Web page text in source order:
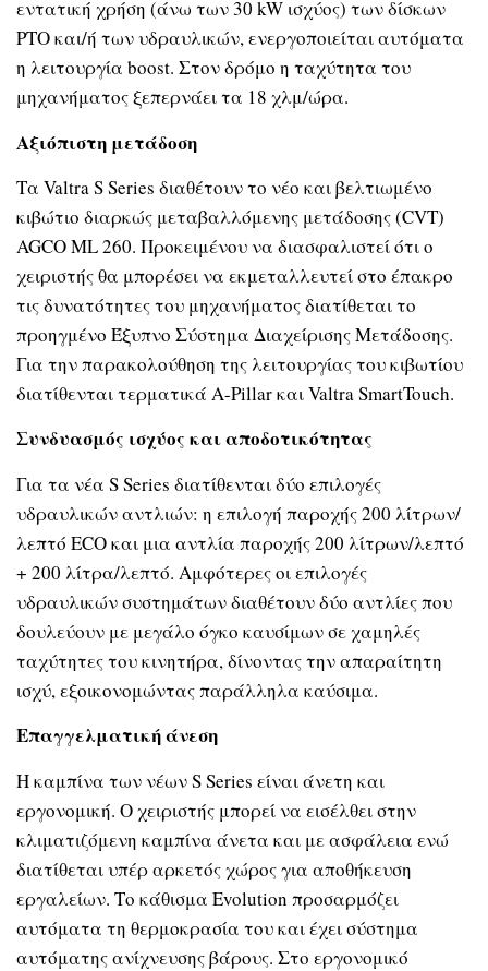
εντατική χρήση (άνω των30 kW ισχύος) των δίσκων
PTOκαι/ή των υδραυλικών, ενεργοποιείται αυτόματα
η λειτουργία boost. Στον δρόμο η ταχύτητα του
μηχανήματος ξεπερνάει τα 18 χλμ/ώρα.
Αξιόπιστη μετάδοση
Τα Valtra S Series διαθέτουν το νέο και βελτιωμένο
κιβώτιο διαρκώς μεταβαλλόμενης μετάδοσης (CVT)
AGCO ML 260. Προκειμένου να διασφαλιστεί ότι ο
χειριστής θα μπορέσει να εκμεταλλευτεί στο έπακρο
τις δυνατότητες του μηχανήματος διατίθεται το
προηγμένο Έξυπνο Σύστημα Διαχείρισης Μετάδοσης.
Για την παρακολούθηση της λειτουργίας του κιβωτίου
διατίθενται τερματικά A-PillarκαιValtra SmartTouch.
Συνδυασμός ισχύος και αποδοτικότητας
Για τα νέα S Series διατίθενται δύο επιλογές
υδραυλικών αντλιών: η επιλογή παροχής 200 λίτρων/
λεπτό ECOκαι μια αντλία παροχής 200 λίτρων/λεπτό
+ 200 λίτρα/λεπτό. Αμφότερες οι επιλογές
υδραυλικών συστημάτων διαθέτουν δύο αντλίες που
δουλεύουν με μεγάλο όγκο καυσίμων σε χαμηλές
ταχύτητες του κινητήρα, δίνοντας την απαραίτητη
ισχύ, εξοικονομώντας παράλληλα καύσιμα.
Επαγγελματική άνεση
Η καμπίνα των νέωνS Series είναι άνετη και
εργονομική. Ο χειριστής μπορεί να εισέλθει στην
κλιματιζόμενη καμπίνα άνετα και με ασφάλεια ενώ
διατίθεται υπέρ αρκετός χώρος για αποθήκευση
εργαλείων. Το κάθισμα Evolution προσαρμόζει
αυτόματα τη θερμοκρασία του και έχει σύστημα
αυτόματης ανίχνευσης βάρους. Στο εργονομικό